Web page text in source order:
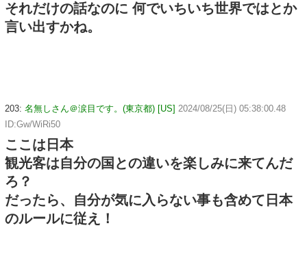
それだけの話なのに 何でいちいち世界ではとか
言い出すかね。
203: 名無しさん＠涙目です。(東京都) [US] 2024/08/25(日) 05:38:00.48
ID:Gw/WiRi50
ここは日本
観光客は自分の国との違いを楽しみに来てんだ
ろ？
だったら、自分が気に入らない事も含めて日本
のルールに従え！